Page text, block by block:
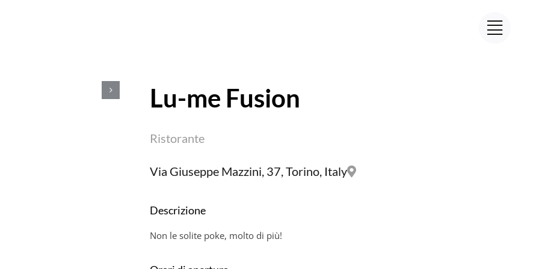
Lu-me Fusion
Ristorante
Via Giuseppe Mazzini, 37, Torino, Italy
Descrizione
Non le solite poke, molto di più!